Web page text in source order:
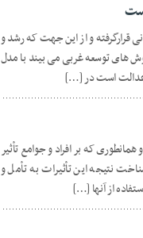
قرارگرفته و از این جهت که رشد و
های توسعه غربی می بیند با مدل
عدالت است در […]
که بر افراد و جوامع تأثیر
نتیجه این تأثیرات به تأمل و
از آنها […]